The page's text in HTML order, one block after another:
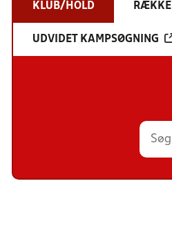
KLUB/HOLD RÆKKE
UDVIDET KAMPSØGNING